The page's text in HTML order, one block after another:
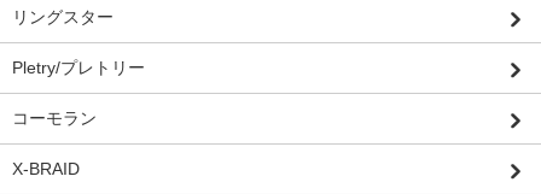
リングスター
Pletry/プレトリー
コーモラン
X-BRAID